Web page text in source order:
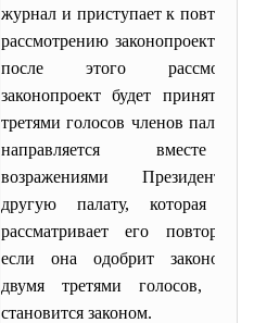
журнал и приступает к
рассмотрению законопроекта.
после этого
законопроект будет принят
третями голосов членов палаты,
направляется вместе
возражениями
другую палату, которая
рассматривает его
если она одобрит
двумя третями голосов, то
становится законом.